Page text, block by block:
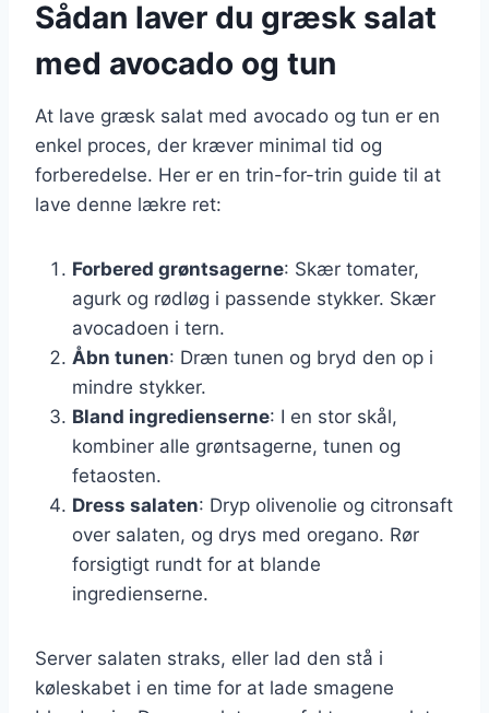
Sådan laver du græsk salat
med avocado og tun
At lave græsk salat med avocado og tun er en
enkel proces, der kræver minimal tid og
forberedelse. Her er en trin-for-trin guide til at
lave denne lækre ret:
Forbered grøntsagerne: Skær tomater,
agurk og rødløg i passende stykker. Skær
avocadoen i tern.
Åbn tunen: Dræn tunen og bryd den op i
mindre stykker.
Bland ingredienserne: I en stor skål,
kombiner alle grøntsagerne, tunen og
fetaosten.
Dress salaten: Dryp olivenolie og citronsaft
over salaten, og drys med oregano. Rør
forsigtigt rundt for at blande
ingredienserne.
Server salaten straks, eller lad den stå i
køleskabet i en time for at lade smagene